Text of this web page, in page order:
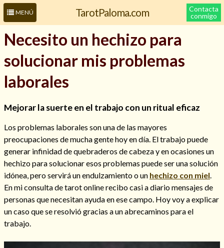
MENÚ TarotPaloma.com
Contacta
conmigo
Leer más sobre mí
Necesito un hechizo para
solucionar mis problemas
laborales
Mejorar la suerte en el trabajo con un ritual eficaz
Los problemas laborales son una de las mayores
preocupaciones de mucha gente hoy en día. El trabajo puede
generar infinidad de quebraderos de cabeza y en ocasiones un
hechizo para solucionar esos problemas puede ser una solución
idónea, pero servirá un endulzamiento o un hechizo con miel
En mi consulta de tarot online recibo casi a diario mensajes de
personas que necesitan ayuda en ese campo. Hoy voy a explicar
un caso que se resolvió gracias a un abrecaminos para el
trabajo.